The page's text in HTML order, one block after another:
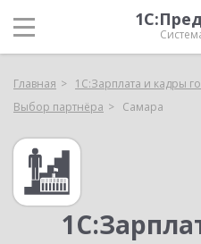
Главная
1С:Зарплата и кадры
Выбор партнёра
Самара